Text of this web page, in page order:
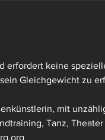
erfordert keine
Gleichgewicht zu
mit
Tanz,